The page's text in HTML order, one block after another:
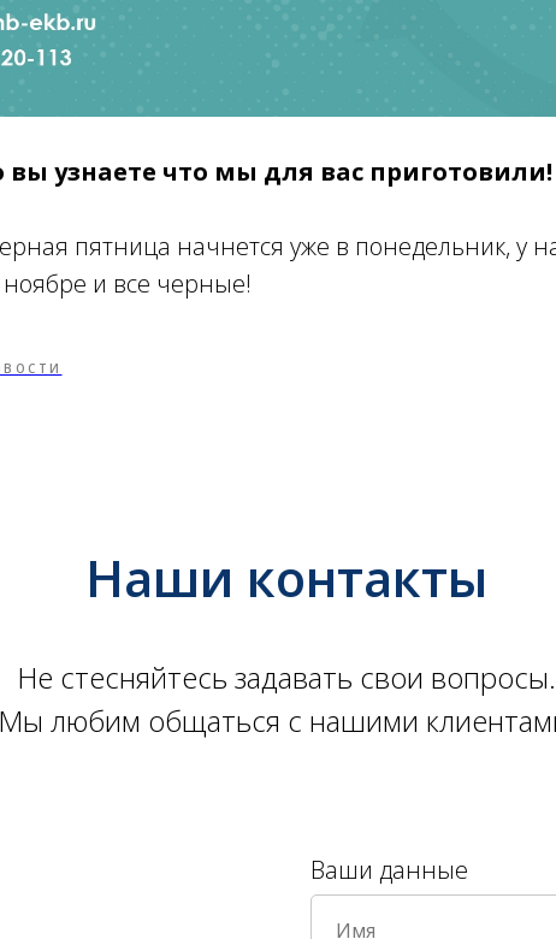
вы узнаете что мы для вас приготовили!
пятница начнется уже в понедельник, у
и все черные!
Наши контакты
Не стесняйтесь задавать свои вопросы.
Мы любим общаться с нашими
Ваши данные